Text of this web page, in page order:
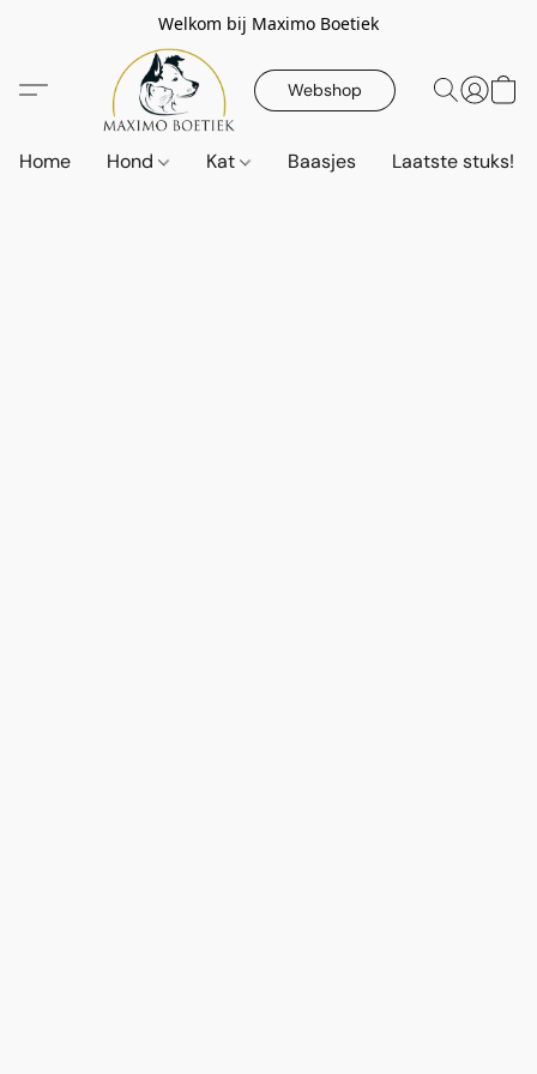
Welkom bij Maximo Boetiek
Webshop
Home Hond Kat Baasjes Laatste stuks!